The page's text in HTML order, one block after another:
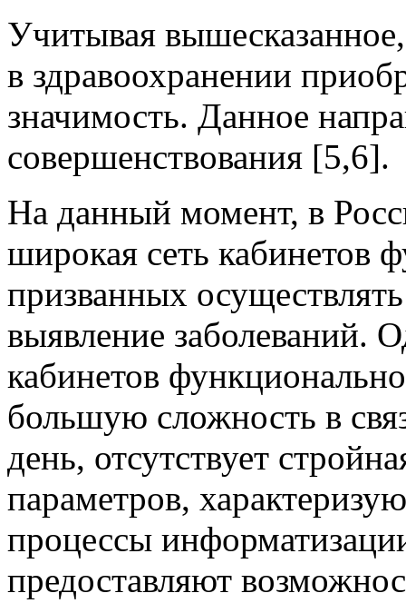
Учитывая
в здравоохранении
значимость. Данное
совершенствования [5,6].
На данный момент, в
широкая сеть кабинетов
призванных
выявление заболеваний.
кабинетов
большую сложность в
день, отсутствует
параметров,
процессы
предоставляют